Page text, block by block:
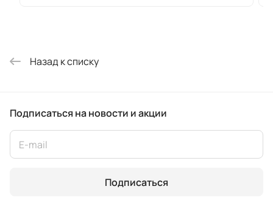
Назад к списку
Подписаться на новости и акции
Подписаться